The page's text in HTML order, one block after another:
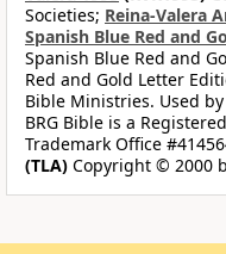
Societies; Reina-Valera
Spanish Blue Red and
Spanish Blue Red and
Red and Gold Letter
Bible Ministries. Used
BRG Bible is a
Trademark Office
(TLA) Copyright © 2000